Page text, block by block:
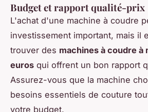
Budget et rapport qualité-prix
L'achat d'une machine à coudre
investissement important, mais il
trouver des machines à coudre à
euros qui offrent un bon rapport
Assurez-vous que la machine
besoins essentiels de couture
votre budget.